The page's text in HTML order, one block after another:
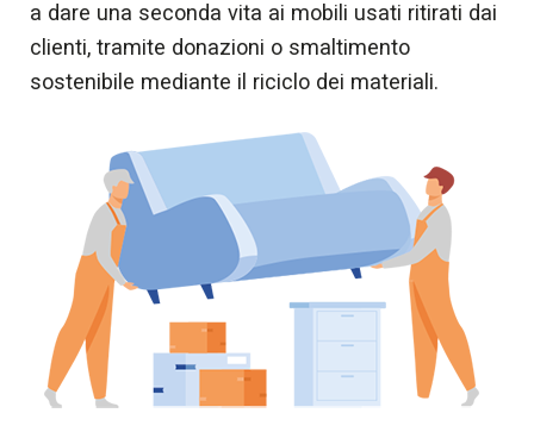
a dare una seconda vita ai mobili usati ritirati dai
clienti, tramite donazioni o smaltimento
sostenibile mediante il riciclo dei materiali.